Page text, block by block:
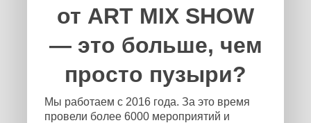
от ART MIX SHOW
— это больше, чем
просто пузыри?
Мы работаем с 2016 года. За это время
провели более 6000 мероприятий и